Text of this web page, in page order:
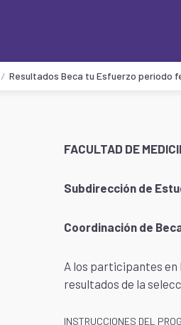
Resultados Beca tu Esfuerzo periodo
FACULTAD DE
Subdirección de
Coordinación de
A los participantes en
resultados de la
INSTRUCCIONES DEL